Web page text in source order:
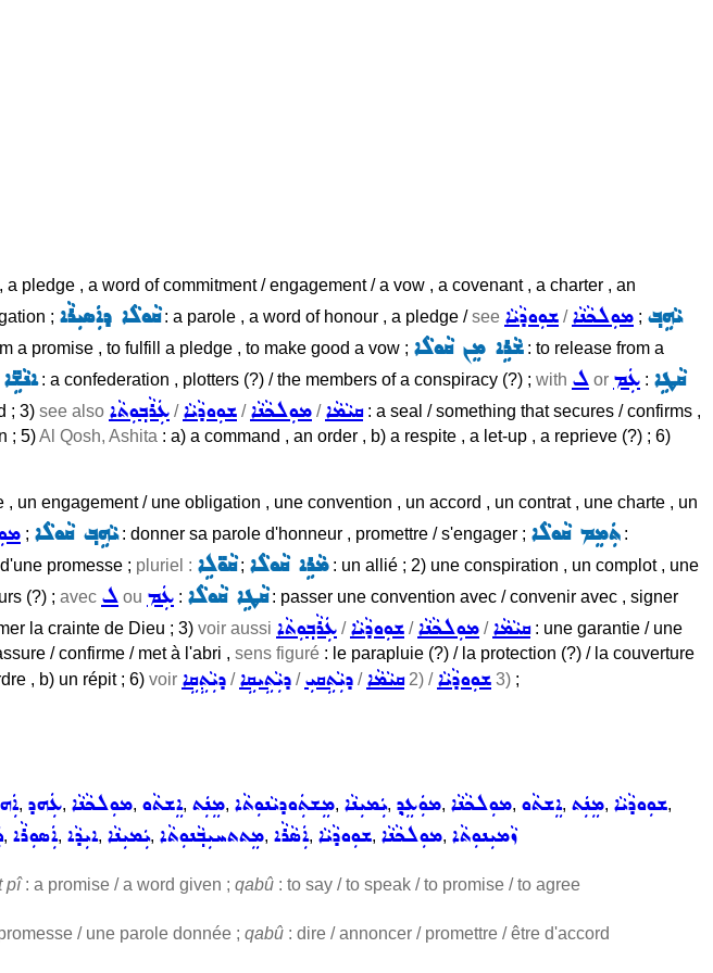
a pledge , a word of commitment / engagement / a vow , a covenant , a charter , an
; ܩܵܘܠܵܐ ܕܐܲܣܝܼܪܵܐ: a parole , a word of honour , a pledge /see ܫܘܼܘܕܵܝܵܐ /ܡܘܼܠܟܵܢܵܐ ; ܝܵܗܹܒ݂
a promise , to fulfill a pledge , to make good a vow ; ܫܵܪܹܐ ܡܸܢ ܩܵܘܠܵܐ: to release from a
: a confederation , plotters (?) / the members of a conspiracy (?) ; with ܠ or ܥܲܡ : ܩܵܛܹܐ
; 3) see also ܥܲܪܵܒ݂ܘܼܬܵܐ /ܫܘܼܘܕܵܝܵܐ /ܡܘܼܠܟܵܢܵܐ /ܩܝܵܡܵܐ: a seal / something that secures / confirms ,
; 5)Al Qosh, Ashita : a) a command , an order , b) a respite , a let-up , a reprieve (?) ; 6)
, un engagement / une obligation , une convention , un accord , un contrat , une charte , un
; ܝܵܗܹܒ݂ ܩܵܘܠܵܐ: donner sa parole d'honneur , promettre / s'engager ; ܬܲܡܸܡ ܩܵܘܠܵܐ:
promesse ; pluriel : ܩܵܘ̈ܠܹܐ; ܡܵܪܹܐ ܩܵܘܠܵܐ: un allié ; 2) une conspiration , un complot , une
(?) ; avec ܠ ou ܥܲܡ : ܩܵܛܹܐ ܩܵܘܠܵܐ: passer une convention avec / convenir avec , signer
la crainte de Dieu ; 3) voir aussi ܥܲܪܵܒ݂ܘܼܬܵܐ /ܫܘܼܘܕܵܝܵܐ /ܡܘܼܠܟܵܢܵܐ /ܩܝܵܡܵܐ: une garantie / une
/ confirme / met à l'abri , sens figuré : le parapluie (?) / la protection (?) / la couverture
, b) un répit ; 6) voir ܕܝܼܵܬܹܩܹܐ /ܕܝܼܵܬܹܝܩܹܐ /ܕܝܼܵܬܹܩܝܼ /ܩܝܵܡܵܐ2) /ܫܘܼܘܕܵܝܵܐ 3) ;
, ܥܲܗܕ, ܡܘܼܠܟܵܢܵܐ, ܐܸܫܬܵܘ, ܡܸܢܲܬ, ܡܸܫܬܲܘܕܝܵܢܘܼܬܵܐ, ܝܲܡܝܼܢܵܐ, ܡܘܲܥܸܕ݂, ܡܘܼܠܟܵܢܵܐ, ܐܸܫܬܵܘ, ܡܸܢܲܬ, ܫܘܼܘܕܵܝܵܐ,
, ܐܲܣܘܼܪܵܐ, ܐܝܼܕܵܐ, ܝܲܡܝܼܢܵܐ, ܡܸܬܬܚܝܼܒ݂ܵܢܘܼܬܵܐ, ܐܲܣܵܪܵܐ, ܫܘܼܘܕܵܝܵܐ, ܡܘܼܠܟܵܢܵܐ, ܙܵܡܝܼܢܘܼܬܵܐ
pî: a promise / a word given ; qabû : to say / to speak / to promise / to agree
/ une parole donnée ; qabû : dire / annoncer / promettre / être d'accord